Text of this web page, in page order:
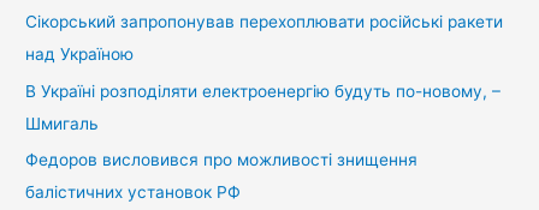
Сікорський запропонував перехоплювати російські ракети
над Україною
В Україні розподіляти електроенергію будуть по-новому, –
Шмигаль
Федоров висловився про можливості знищення
балістичних установок РФ